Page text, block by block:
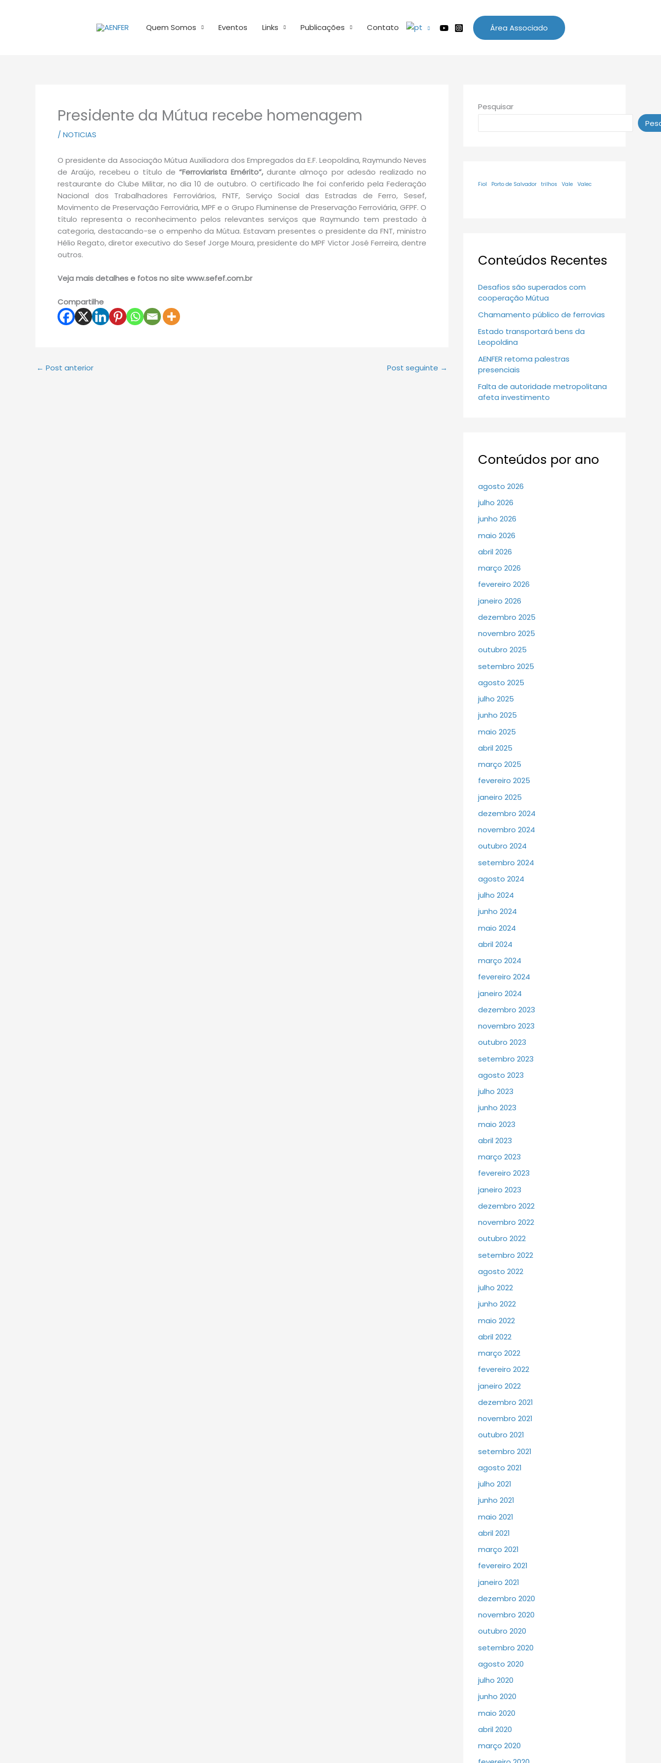
Quem Somos Eventos Links Publicações Contato Área Associado
Presidente da Mútua recebe homenagem
/ NOTICIAS
O presidente da Associação Mútua Auxiliadora dos Empregados da E.F. Leopoldina, Raymundo Neves
de Araújo, recebeu o título de“Ferroviarista Emérito”,durante almoço por adesão realizado no
restaurante do Clube Militar, no dia 10 de outubro. O certificado lhe foi conferido pela Federação
Nacional dos Trabalhadores Ferroviários, FNTF, Serviço Social das Estradas de Ferro, Sesef,
Movimento de Preservação Ferroviária, MPF e o Grupo Fluminense de Preservação Ferroviária, GFPF. O
título representa o reconhecimento pelos relevantes serviços que Raymundo tem prestado à
categoria, destacando-se o empenho da Mútua. Estavam presentes o presidente da FNT, ministro
Hélio Regato, diretor executivo do Sesef Jorge Moura, presidente do MPF Victor José Ferreira, dentre
outros.
Veja mais detalhes e fotos no site www.sefef.com.br
Compartilhe
← Post anterior Post seguinte →
Pesquisar
Fiol Porto de Salvador trilhos Vale Valec
Conteúdos Recentes
Desafios são superados com
cooperação Mútua
Chamamento público de ferrovias
Estado transportará bens da
Leopoldina
AENFER retoma palestras
presenciais
Falta de autoridade metropolitana
afeta investimento
Conteúdos por ano
agosto 2026
julho 2026
junho 2026
maio 2026
abril 2026
março 2026
fevereiro 2026
janeiro 2026
dezembro 2025
novembro 2025
outubro 2025
setembro 2025
agosto 2025
julho 2025
junho 2025
maio 2025
abril 2025
março 2025
fevereiro 2025
janeiro 2025
dezembro 2024
novembro 2024
outubro 2024
setembro 2024
agosto 2024
julho 2024
junho 2024
maio 2024
abril 2024
março 2024
fevereiro 2024
janeiro 2024
dezembro 2023
novembro 2023
outubro 2023
setembro 2023
agosto 2023
julho 2023
junho 2023
maio 2023
abril 2023
março 2023
fevereiro 2023
janeiro 2023
dezembro 2022
novembro 2022
outubro 2022
setembro 2022
agosto 2022
julho 2022
junho 2022
maio 2022
abril 2022
março 2022
fevereiro 2022
janeiro 2022
dezembro 2021
novembro 2021
outubro 2021
setembro 2021
agosto 2021
julho 2021
junho 2021
maio 2021
abril 2021
março 2021
fevereiro 2021
janeiro 2021
dezembro 2020
novembro 2020
outubro 2020
setembro 2020
agosto 2020
julho 2020
junho 2020
maio 2020
abril 2020
março 2020